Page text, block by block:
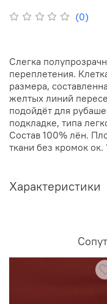
(0)
Слегка
переплетения.
размера,
желтых линий
подойдёт для
подкладке, типа
Состав 100% лён.
ткани без кромок ок.
Характеристики